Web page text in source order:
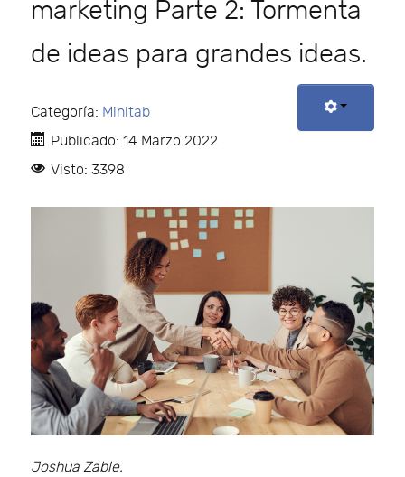
marketing Parte 2: Tormenta
de ideas para grandes ideas.
Categoría: Minitab
Publicado: 14 Marzo 2022
Visto: 3398
Joshua Zable.